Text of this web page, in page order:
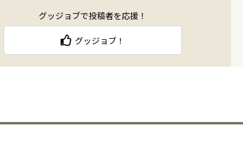
グッジョブで投稿者を応援！
グッジョブ！